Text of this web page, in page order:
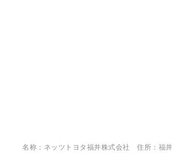
名称：ネッツトヨタ福井株式会社 住所：